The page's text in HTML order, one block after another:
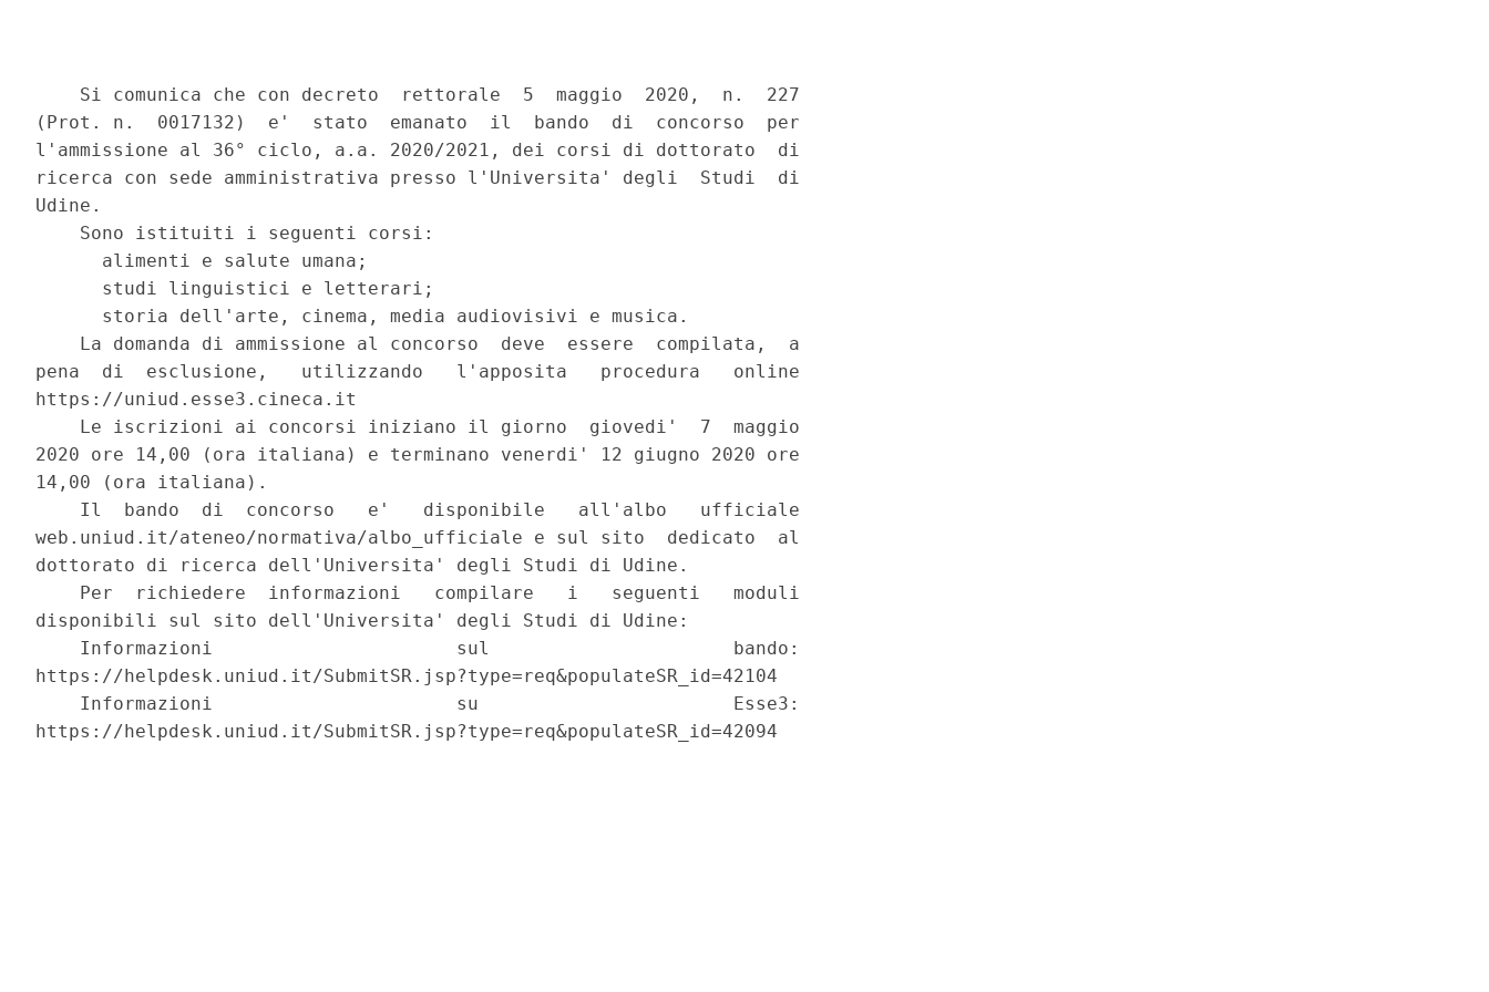
    Si comunica che con decreto  rettorale  5  maggio  2020,  n.  227
(Prot. n.  0017132)  e'  stato  emanato  il  bando  di  concorso  per
l'ammissione al 36° ciclo, a.a. 2020/2021, dei corsi di dottorato  di
ricerca con sede amministrativa presso l'Universita' degli  Studi  di
Udine.
    Sono istituiti i seguenti corsi:
      alimenti e salute umana;
      studi linguistici e letterari;
      storia dell'arte, cinema, media audiovisivi e musica.
    La domanda di ammissione al concorso  deve  essere  compilata,  a
pena  di  esclusione,   utilizzando   l'apposita   procedura   online
https://uniud.esse3.cineca.it
    Le iscrizioni ai concorsi iniziano il giorno  giovedi'  7  maggio
2020 ore 14,00 (ora italiana) e terminano venerdi' 12 giugno 2020 ore
14,00 (ora italiana).
    Il  bando  di  concorso   e'   disponibile   all'albo   ufficiale
web.uniud.it/ateneo/normativa/albo_ufficiale e sul sito  dedicato  al
dottorato di ricerca dell'Universita' degli Studi di Udine.
    Per  richiedere  informazioni   compilare   i   seguenti   moduli
disponibili sul sito dell'Universita' degli Studi di Udine:
    Informazioni                      sul                      bando:
https://helpdesk.uniud.it/SubmitSR.jsp?type=req&populateSR_id=42104
    Informazioni                      su                       Esse3:
https://helpdesk.uniud.it/SubmitSR.jsp?type=req&populateSR_id=42094